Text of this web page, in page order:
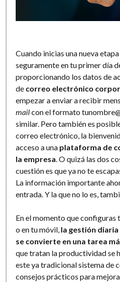
Cuando inicias una nueva
seguramente en tu primer día
proporcionando los datos de
de correo electrónico
empezar a enviar a recibir
mailcon el formato
similar. Pero también es
correo electrónico, la
acceso a una plataforma de
la empresa. O quizá las dos
cuestión es que ya no te
La información importante
entrada. Y la que no lo es,
En el momento que configuras
o en tu móvil, la gestión
se convierte en una tarea
que tratan la productividad se
este ya tradicional sistema de
consejos prácticos para